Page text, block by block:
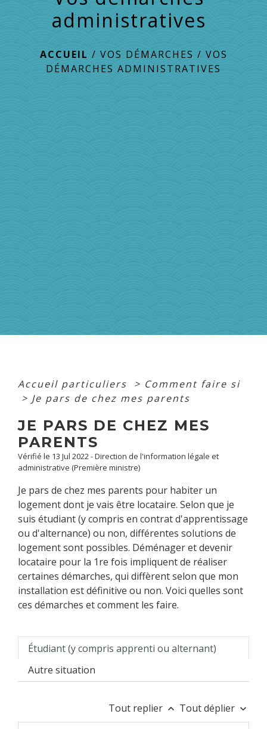
administratives
ACCUEIL / VOS DÉMARCHES / VOS
DÉMARCHES ADMINISTRATIVES
Accueil particuliers > Comment faire si
> Je pars de chez mes parents
JE PARS DE CHEZ MES
PARENTS
Vérifié le 13 Jul 2022 - Direction de l'information légale et
administrative (Première ministre)
Je pars de chez mes parents pour habiter un
logement dont je vais être locataire. Selon que je
suis étudiant (y compris en contrat d'apprentissage
ou d'alternance) ou non, différentes solutions de
logement sont possibles. Déménager et devenir
locataire pour la 1re fois impliquent de réaliser
certaines démarches, qui diffèrent selon que mon
installation est définitive ou non. Voici quelles sont
ces démarches et comment les faire.
Étudiant (y compris apprenti ou alternant)
Autre situation
Tout replier keyboard_arrow_up Tout déplier keyboard_arrow_down